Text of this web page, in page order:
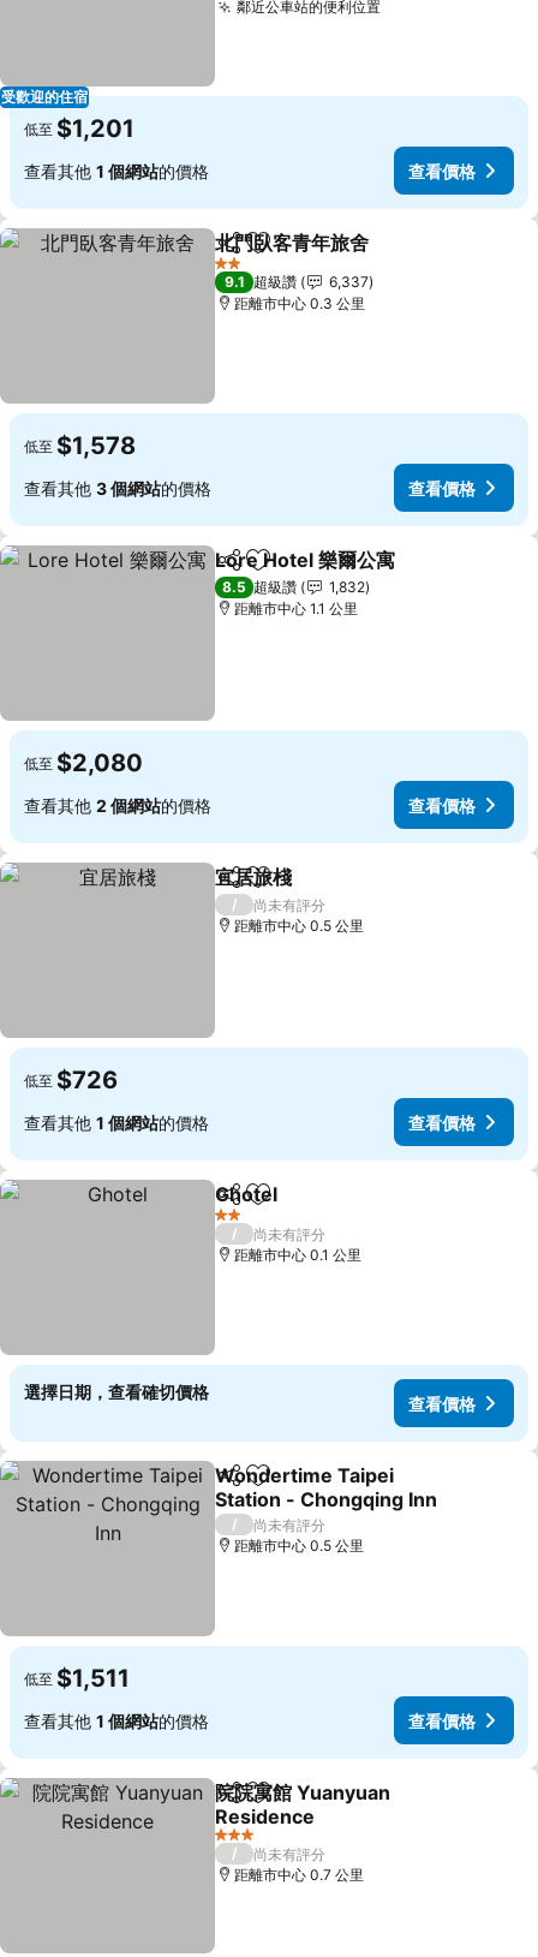
受歡迎的住宿
鄰近公車站的便利位置
低至 $1,201
查看其他 1 個網站的價格 查看價格
分享 加入我的最愛
北門臥客青年旅舍
2 星級
9.1 超級讚
6,337
距離市中心 0.3 公里
低至 $1,578
查看其他 3 個網站的價格 查看價格
分享 加入我的最愛
Lore Hotel 樂爾公寓
8.5 超級讚
1,832
距離市中心 1.1 公里
低至 $2,080
查看其他 2 個網站的價格 查看價格
分享 加入我的最愛
宜居旅棧
/
尚未有評分
距離市中心 0.5 公里
低至 $726
查看其他 1 個網站的價格 查看價格
分享 加入我的最愛
Ghotel
2 星級
/
尚未有評分
距離市中心 0.1 公里
選擇日期，查看確切價格
查看價格
分享 加入我的最愛
Wondertime Taipei
Station - Chongqing Inn
/
尚未有評分
距離市中心 0.5 公里
低至 $1,511
查看其他 1 個網站的價格 查看價格
分享 加入我的最愛
院院寓館 Yuanyuan
Residence
3 星級
/
尚未有評分
距離市中心 0.7 公里